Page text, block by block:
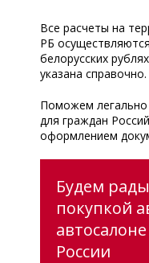
Все расчеты на
РБ
белорусских
указана справочно.
Поможем легально
для граждан
оформлением
Будем
покупкой
России